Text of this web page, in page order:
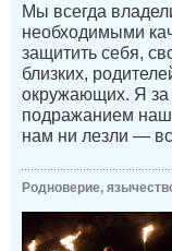
Мы всегда
необходимыми
защитить себя,
близких,
окружающих. Я за
подражанием
нам ни лезли —
Родноверие,